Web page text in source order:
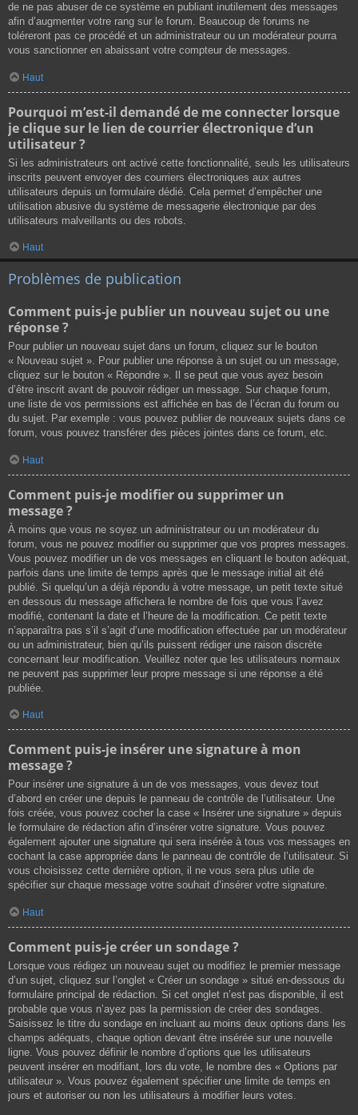
de ne pas abuser de ce système en publiant inutilement des messages
afin d’augmenter votre rang sur le forum. Beaucoup de forums ne
toléreront pas ce procédé et un administrateur ou un modérateur pourra
vous sanctionner en abaissant votre compteur de messages.
Haut
Pourquoi m’est-il demandé de me connecter lorsque
je clique sur le lien de courrier électronique d’un
utilisateur ?
Si les administrateurs ont activé cette fonctionnalité, seuls les utilisateurs
inscrits peuvent envoyer des courriers électroniques aux autres
utilisateurs depuis un formulaire dédié. Cela permet d’empêcher une
utilisation abusive du système de messagerie électronique par des
utilisateurs malveillants ou des robots.
Haut
Problèmes de publication
Comment puis-je publier un nouveau sujet ou une
réponse ?
Pour publier un nouveau sujet dans un forum, cliquez sur le bouton
« Nouveau sujet ». Pour publier une réponse à un sujet ou un message,
cliquez sur le bouton « Répondre ». Il se peut que vous ayez besoin
d’être inscrit avant de pouvoir rédiger un message. Sur chaque forum,
une liste de vos permissions est affichée en bas de l’écran du forum ou
du sujet. Par exemple : vous pouvez publier de nouveaux sujets dans ce
forum, vous pouvez transférer des pièces jointes dans ce forum, etc.
Haut
Comment puis-je modifier ou supprimer un
message ?
À moins que vous ne soyez un administrateur ou un modérateur du
forum, vous ne pouvez modifier ou supprimer que vos propres messages.
Vous pouvez modifier un de vos messages en cliquant le bouton adéquat,
parfois dans une limite de temps après que le message initial ait été
publié. Si quelqu’un a déjà répondu à votre message, un petit texte situé
en dessous du message affichera le nombre de fois que vous l’avez
modifié, contenant la date et l’heure de la modification. Ce petit texte
n’apparaîtra pas s’il s’agit d’une modification effectuée par un modérateur
ou un administrateur, bien qu’ils puissent rédiger une raison discrète
concernant leur modification. Veuillez noter que les utilisateurs normaux
ne peuvent pas supprimer leur propre message si une réponse a été
publiée.
Haut
Comment puis-je insérer une signature à mon
message ?
Pour insérer une signature à un de vos messages, vous devez tout
d’abord en créer une depuis le panneau de contrôle de l’utilisateur. Une
fois créée, vous pouvez cocher la case « Insérer une signature » depuis
le formulaire de rédaction afin d’insérer votre signature. Vous pouvez
également ajouter une signature qui sera insérée à tous vos messages en
cochant la case appropriée dans le panneau de contrôle de l’utilisateur. Si
vous choisissez cette dernière option, il ne vous sera plus utile de
spécifier sur chaque message votre souhait d’insérer votre signature.
Haut
Comment puis-je créer un sondage ?
Lorsque vous rédigez un nouveau sujet ou modifiez le premier message
d’un sujet, cliquez sur l’onglet « Créer un sondage » situé en-dessous du
formulaire principal de rédaction. Si cet onglet n’est pas disponible, il est
probable que vous n’ayez pas la permission de créer des sondages.
Saisissez le titre du sondage en incluant au moins deux options dans les
champs adéquats, chaque option devant être insérée sur une nouvelle
ligne. Vous pouvez définir le nombre d’options que les utilisateurs
peuvent insérer en modifiant, lors du vote, le nombre des « Options par
utilisateur ». Vous pouvez également spécifier une limite de temps en
jours et autoriser ou non les utilisateurs à modifier leurs votes.